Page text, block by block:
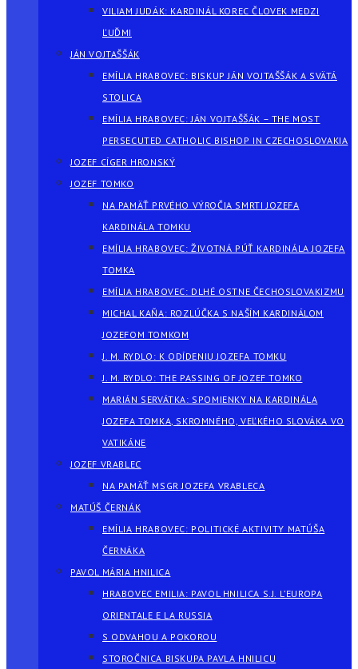
VILIAM JUDÁK: KARDINÁL KOREC ČLOVEK MEDZI
ĽUĎMI
JÁN VOJTAŠŠÁK
EMÍLIA HRABOVEC: BISKUP JÁN VOJTAŠŠÁK A SVÄTÁ
STOLICA
EMÍLIA HRABOVEC: JÁN VOJTAŠŠÁK – THE MOST
PERSECUTED CATHOLIC BISHOP IN CZECHOSLOVAKIA
JOZEF CÍGER HRONSKÝ
JOZEF TOMKO
NA PAMÄŤ PRVÉHO VÝROČIA SMRTI JOZEFA
KARDINÁLA TOMKU
EMÍLIA HRABOVEC: ŽIVOTNÁ PÚŤ KARDINÁLA JOZEFA
TOMKA
EMÍLIA HRABOVEC: DLHÉ OSTNE ČECHOSLOVAKIZMU
MICHAL KAŇA: ROZLÚČKA S NAŠÍM KARDINÁLOM
JOZEFOM TOMKOM
J. M. RYDLO: K ODÍDENIU JOZEFA TOMKU
J. M. RYDLO: THE PASSING OF JOZEF TOMKO
MARIÁN SERVÁTKA: SPOMIENKY NA KARDINÁLA
JOZEFA TOMKA, SKROMNÉHO, VEĽKÉHO SLOVÁKA VO
VATIKÁNE
JOZEF VRABLEC
NA PAMÄŤ MSGR JOZEFA VRABLECA
MATÚŠ ČERNÁK
EMÍLIA HRABOVEC: POLITICKÉ AKTIVITY MATÚŠA
ČERNÁKA
PAVOL MÁRIA HNILICA
HRABOVEC EMILIA: PAVOL HNILICA S.J. L’EUROPA
ORIENTALE E LA RUSSIA
S ODVAHOU A POKOROU
STOROČNICA BISKUPA PAVLA HNILICU